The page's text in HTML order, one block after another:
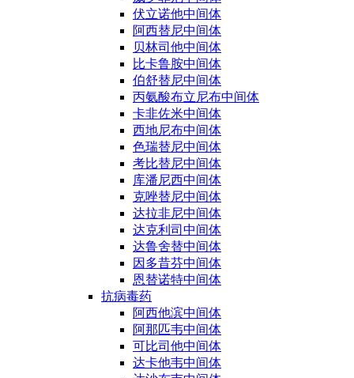
伏立诺他中间体
阿西替尼中间体
贝林司他中间体
比卡鲁胺中间体
伯舒替尼中间体
丙氨酸布立尼布中间体
卡非佐米中间体
西地尼布中间体
色瑞替尼中间体
考比替尼中间体
库潘尼西中间体
克唑替尼中间体
达拉非尼中间体
达克利司中间体
达鲁舍替中间体
因多昔芬中间体
恩替诺特中间体
抗病毒药
阿西他滨中间体
阿那匹韦中间体
可比司他中间体
达卡他韦中间体